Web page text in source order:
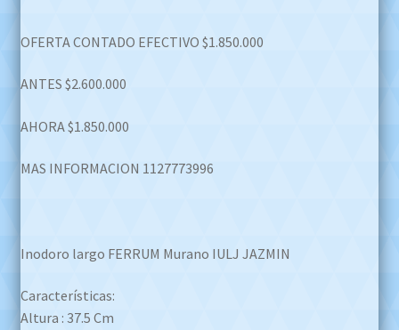
was:
is:
OFERTA CONTADO EFECTIVO $1.850.000
ANTES $2.600.000
AHORA $1.850.000
MAS INFORMACION 1127773996
Inodoro largo FERRUM Murano IULJ JAZMIN
Características:
Altura : 37.5 Cm